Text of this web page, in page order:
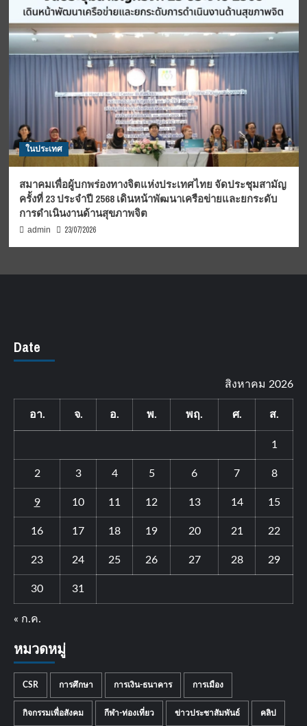
ในประเทศ
สมาคมเพื่อผู้บกพร่องทางจิตแห่งประเทศไทย จัดประชุมสามัญ
ครั้งที่ 23 ประจำปี 2568 เดินหน้าพัฒนาเครือข่ายและยกระดับ
การดำเนินงานด้านสุขภาพจิต
admin 23/07/2026
Date
สิงหาคม 2026
อา. จ. อ. พ. พฤ. ศ. ส.
1
2 3 4 5 6 7 8
9 10 11 12 13 14 15
16 17 18 19 20 21 22
23 24 25 26 27 28 29
30 31
« ก.ค.
หมวดหมู่
CSR การศึกษา การเงิน-ธนาคาร การเมือง
กิจกรรมเพื่อสังคม กีฬา-ท่องเที่ยว ข่าวประชาสัมพันธ์ คลิป